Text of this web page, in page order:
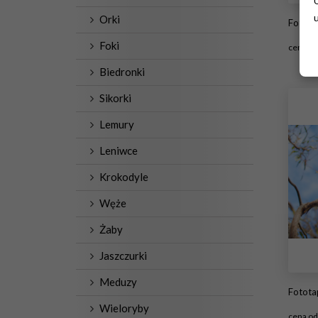
Orki
Foki
Biedronki
Sikorki
Lemury
Leniwce
Krokodyle
Węże
Żaby
Jaszczurki
Meduzy
Wieloryby
Fototapeta
cena od